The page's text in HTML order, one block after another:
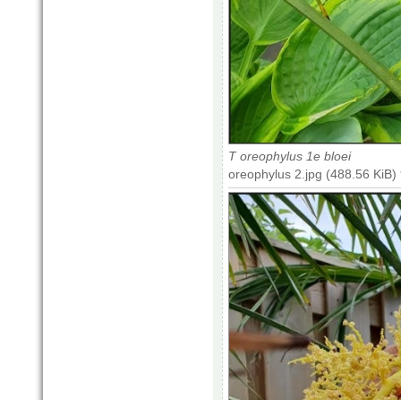
T oreophylus 1e bloei
oreophylus 2.jpg (488.56